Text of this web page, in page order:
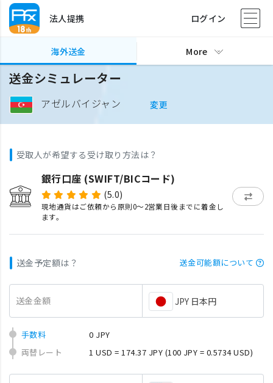
法人提携 ログイン
海外送金 More
送金シミュレーター
アゼルバイジャン 変更
受取人が希望する受け取り方法は？
銀行口座 (SWIFT/BICコード)
(5.0)
現地通貨はご依頼から原則0〜2営業日後までに着金し
ます。
送金予定額は？ 送金可能額について
送金金額 JPY 日本円
手数料
0 JPY
両替レート
1 USD = 174.37 JPY (100 JPY = 0.5734 USD)